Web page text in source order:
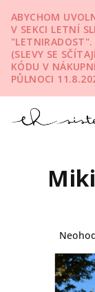
na
obsah
ABYCHOM
V SEKCI LETNÍ
"LETNIRADOST".
(SLEVY SE
KÓDU V
PŮLNOCI